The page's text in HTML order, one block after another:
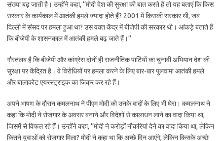
संख्या बढ़ जाती है। उन्होंने कहा, ‘‘मोदी देश की सुरक्षा की बात करते हैं तो यह बताएं कि किस
सरकार के कार्यकाल में आतंकी हमले ज्यादा होते हैं? 2001 में किसकी सरकार थी, जब
दिल्ली में संसद पर हमला हुआ था? उस वक्त केंद्र में बीजेपी की सरकार थी। आंकड़े बताते हैं
कि बीजेपी के शासनकाल में आतंकी हमले बढ़ जाते हैं।’’
गौरतलब है कि बीजेपी और कांग्रेस दोनों ही राजनीतिक पार्टियों का चुनावी अभियान देश की
सुरक्षा पर केंद्रित है। वे विरोधियों पर हमला करने के लिए बार-बार पुलवामा आतंकी हमले
और बालाकोट एयरस्ट्राइक का जिक्र कर रहे हैं।
अपने भाषण के दौरान कमलनाथ ने पीएम मोदी को उनके वादों के लिए भी घेरा। कमलनाथ ने
कहा कि मोदी ने रोजगार के अवसर बनाने और विदेशों से कालाधन लाने का वादा किया था,
जिसमें से विफल रहे हैं। उन्होंने कहा, ‘‘मोदी ने करोड़ों नौकरियां देने का वादा किया था, लेकिन
कितने युवाओं को रोजगार मिला? मोदी ने कहा था कि अच्छे दिन आएंगे, लेकिन किसके अच्छे